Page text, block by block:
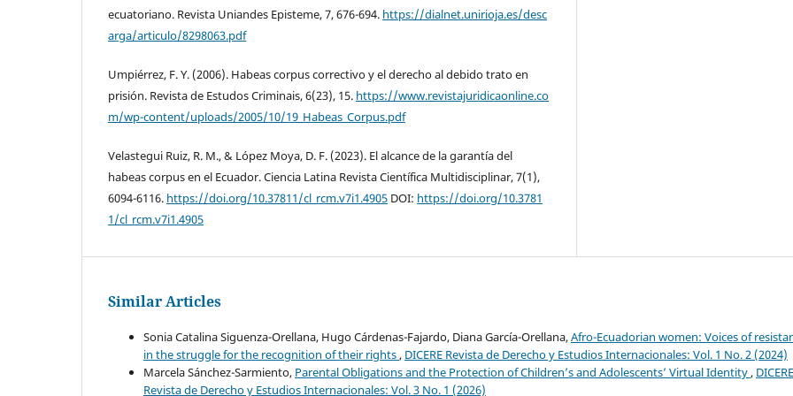
ecuatoriano. Revista Uniandes Episteme, 7, 676-694. https://dialnet.unirioja.es/desc
arga/articulo/8298063.pdf
Umpiérrez, F. Y. (2006). Habeas corpus correctivo y el derecho al debido trato en
prisión. Revista de Estudos Criminais, 6(23), 15. https://www.revistajuridicaonline.co
m/wp-content/uploads/2005/10/19_Habeas_Corpus.pdf
Velastegui Ruiz, R. M., & López Moya, D. F. (2023). El alcance de la garantía del
habeas corpus en el Ecuador. Ciencia Latina Revista Científica Multidisciplinar, 7(1),
6094-6116. https://doi.org/10.37811/cl_rcm.v7i1.4905 DOI: https://doi.org/10.3781
1/cl_rcm.v7i1.4905
Similar Articles
Sonia Catalina Siguenza-Orellana, Hugo Cárdenas-Fajardo, Diana García-Orellana,Afro-Ecuadorian women: Voices of
in the struggle for the recognition of their rights, DICERE Revista de Derecho y Estudios Internacionales: Vol. 1 No. 2 (2024)
Marcela Sánchez-Sarmiento, Parental Obligations and the Protection of Children’s and Adolescents’ Virtual Identity, DICERE
Revista de Derecho y Estudios Internacionales: Vol. 3 No. 1 (2026)